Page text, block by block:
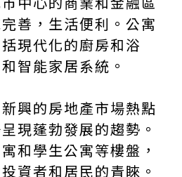
善，生活便利。公寓
現代化的廚房和浴
智能家居系統。
興的房地產市場熱點
現蓬勃發展的趨勢。
和學生公寓等樓盤，
資者和居民的青睞。